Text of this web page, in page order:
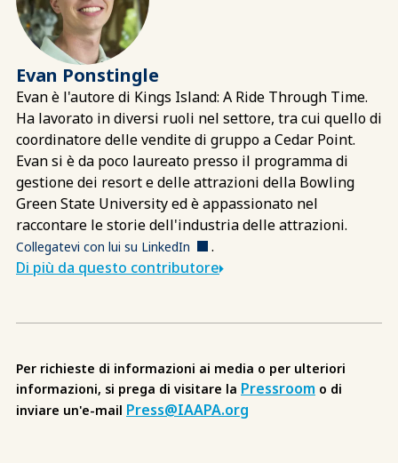
Evan Ponstingle
Evan è l'autore di Kings Island: A Ride Through Time.
Ha lavorato in diversi ruoli nel settore, tra cui quello di
coordinatore delle vendite di gruppo a Cedar Point.
Evan si è da poco laureato presso il programma di
gestione dei resort e delle attrazioni della Bowling
Green State University ed è appassionato nel
raccontare le storie dell'industria delle attrazioni.
Collegatevi con lui su LinkedIn
.
Di più da questo contributore
Per richieste di informazioni ai media o per ulteriori
informazioni, si prega di visitare la Pressroom o di
inviare un'e-mail Press@IAAPA.org